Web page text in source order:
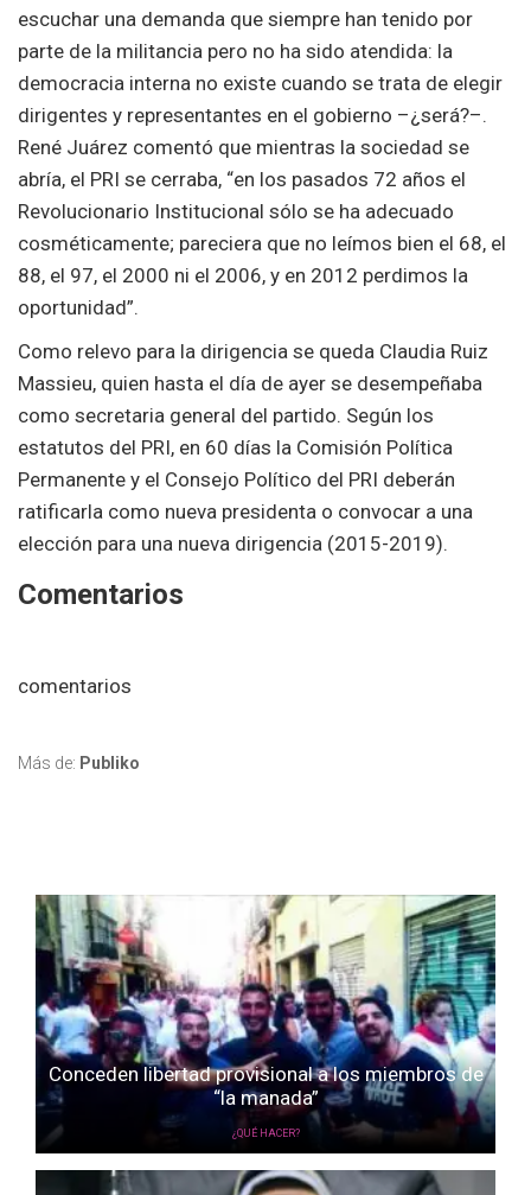
escuchar una demanda que siempre han tenido por
parte de la militancia pero no ha sido atendida: la
democracia interna no existe cuando se trata de elegir
dirigentes y representantes en el gobierno –¿será?–.
René Juárez comentó que mientras la sociedad se
abría, el PRI se cerraba, “en los pasados 72 años el
Revolucionario Institucional sólo se ha adecuado
cosméticamente; pareciera que no leímos bien el 68, el
88, el 97, el 2000 ni el 2006, y en 2012 perdimos la
oportunidad”.
Como relevo para la dirigencia se queda Claudia Ruiz
Massieu, quien hasta el día de ayer se desempeñaba
como secretaria general del partido. Según los
estatutos del PRI, en 60 días la Comisión Política
Permanente y el Consejo Político del PRI deberán
ratificarla como nueva presidenta o convocar a una
elección para una nueva dirigencia (2015-2019).
Comentarios
comentarios
Más de: Publiko
Conceden libertad provisional a los miembros de
“la manada”
¿QUÉ HACER?